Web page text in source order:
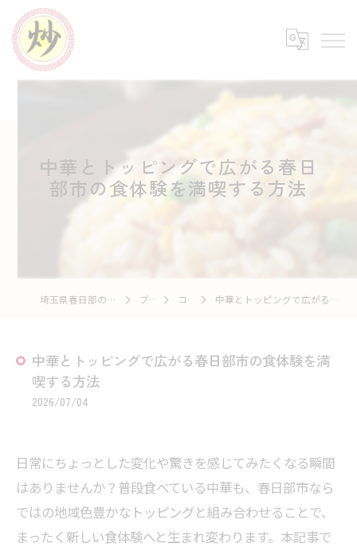
中華とトッピングで広がる春日
部市の食体験を満喫する方法
埼玉県春日部の中華なら中華市場 炒 ブログ コラム 中華とトッピングで広がる春日部市の食体験を満喫する方法
中華とトッピングで広がる春日部市の食体験を満
喫する方法
2026/07/04
日常にちょっとした変化や驚きを感じてみたくなる瞬間
はありませんか？普段食べている中華も、春日部市なら
ではの地域色豊かなトッピングと組み合わせることで、
まったく新しい食体験へと生まれ変わります。本記事で